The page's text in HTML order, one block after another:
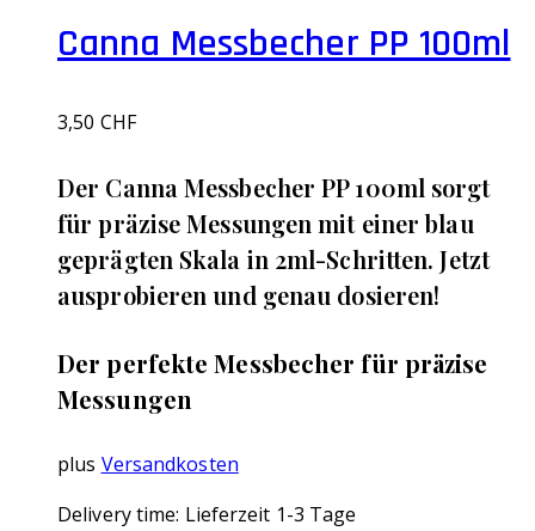
Canna Messbecher PP 100ml
3,50 CHF
Der Canna Messbecher PP 100ml sorgt
für präzise Messungen mit einer blau
geprägten Skala in 2ml-Schritten. Jetzt
ausprobieren und genau dosieren!
Der perfekte Messbecher für präzise
Messungen
plus Versandkosten
Delivery time: Lieferzeit 1-3 Tage